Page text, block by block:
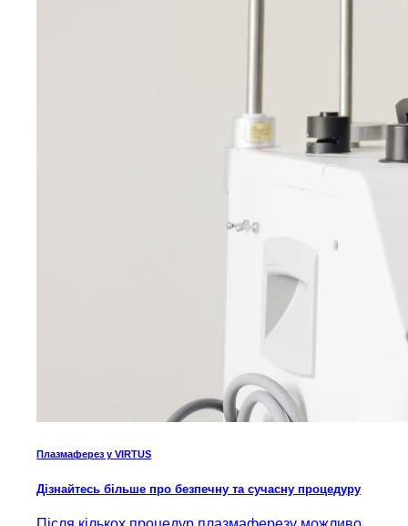
Плазмаферез у VIRTUS
Дізнайтесь більше про безпечну та сучасну процедуру